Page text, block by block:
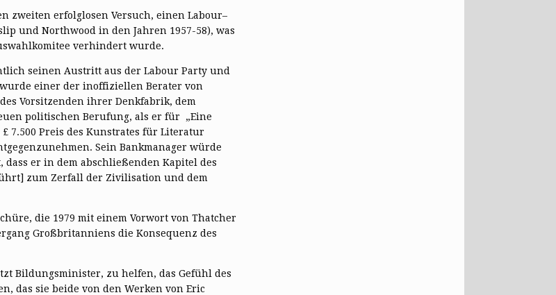
zweiten erfolglosen Versuch, einen Labour–
und Northwood in den Jahren 1957-58), was
verhindert wurde.
seinen Austritt aus der Labour Party und
einer der inoffiziellen Berater von
Vorsitzenden ihrer Denkfabrik, dem
politischen Berufung, als er für „Eine
7.500 Preis des Kunstrates für Literatur
Sein Bankmanager würde
er in dem abschließenden Kapitel des
zum Zerfall der Zivilisation und dem
die 1979 mit einem Vorwort von Thatcher
Großbritanniens die Konsequenz des
Bildungsminister, zu helfen, das Gefühl des
das sie beide von den Werken von Eric